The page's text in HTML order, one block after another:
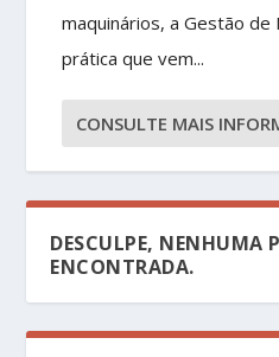
maquinários, a Gestão de
prática que vem...
CONSULTE MAIS
DESCULPE, NENHUMA
ENCONTRADA.